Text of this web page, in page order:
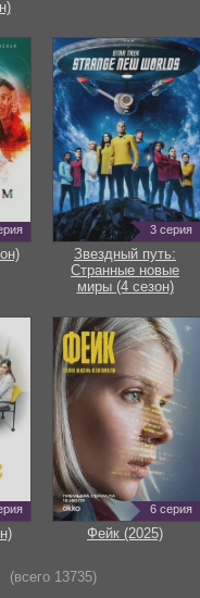
3 серия
Звездный путь:
Странные новые
миры (4 сезон)
6 серия
Фейк (2025)
(всего 13735)